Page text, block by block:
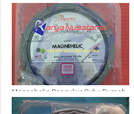
Type 2300-60pa
Magnehelic Pengukur Suhu Rumah
Sakit Type 30pa